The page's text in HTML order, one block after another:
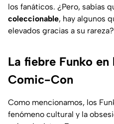
los fanáticos. ¿Pero, sabías
coleccionable, hay algunos
elevados gracias a su rareza?
La fiebre Funko en
Comic-Con
Como mencionamos, los
fenómeno cultural y la